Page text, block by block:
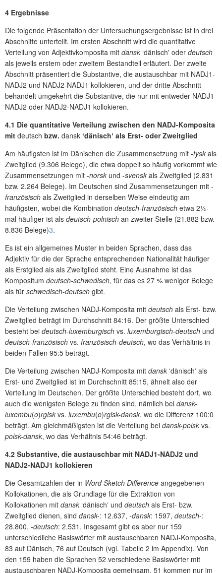
4 Ergebnisse
Die folgende Präsentation der Untersuchungsergebnisse ist in drei
Abschnitte unterteilt. Im ersten Abschnitt wird die quantitative
Verteilung von Adjektivkomposita mit dansk ʻdänischʼ oder deutsch
als jeweils erstem oder zweitem Bestandteil erläutert. Der zweite
Abschnitt präsentiert die Substantive, die austauschbar mit NADJ1-
NADJ2 und NADJ2-NADJ1 kollokieren, und der dritte Abschnitt
behandelt umgekehrt die Substantive, die nur mit entweder NADJ1-
NADJ2 oder NADJ2-NADJ1 kollokieren.
4.1 Die quantitative Verteilung zwischen den NADJ-Komposita
mit deutsch bzw. dansk ʻdänischʼ als Erst- oder Zweitglied
Am häufigsten ist im Dänischen die Zusammensetzung mit -tysk als
Zweitglied (9.306 Belege), die etwa doppelt so häufig vorkommt wie
Zusammensetzungen mit -norsk und -svensk als Zweitglied (2.831
bzw. 2.264 Belege). Im Deutschen sind Zusammensetzungen mit -
französisch als Zweitglied in derselben Weise eindeutig am
häufigsten, wobei die Kombination deutsch-französisch etwa 2½-
mal häufiger ist als deutsch-polnisch an zweiter Stelle (21.882 bzw.
8.836 Belege)3.
Es ist ein allgemeines Muster in beiden Sprachen, dass das
Adjektiv für die der Sprache entsprechenden Nationalität häufiger
als Erstglied als als Zweitglied steht. Eine Ausnahme ist das
Kompositum deutsch-schwedisch, für das es 27 % weniger Belege
als für schwedisch-deutsch gibt.
Die Verteilung zwischen NADJ-Komposita mit deutsch als Erst- bzw.
Zweitglied beträgt im Durchschnitt 84:16. Der größte Unterschied
besteht bei deutsch-luxemburgisch vs. luxemburgisch-deutsch und
deutsch-französisch vs. französisch-deutsch, wo das Verhältnis in
beiden Fällen 95:5 beträgt.
Die Verteilung zwischen NADJ-Komposita mit dansk ʻdänischʼ als
Erst- und Zweitglied ist im Durchschnitt 85:15, ähnelt also der
Verteilung im Deutschen. Der größte Unterschied besteht dort, wo
auch die wenigsten Belege zu finden sind, nämlich bei dansk-
luxembu(o)rgisk vs. luxembu(o)rgisk-dansk, wo die Differenz 100:0
beträgt. Am gleichmäßigsten ist die Verteilung bei dansk-polsk vs.
polsk-dansk, wo das Verhältnis 54:46 beträgt.
4.2 Substantive, die austauschbar mit NADJ1-NADJ2 und
NADJ2-NADJ1 kollokieren
Die Gesamtzahlen der in Word Sketch Difference angegebenen
Kollokationen, die als Grundlage für die Extraktion von
Kollokationen mit dansk ʻdänischʼ und deutsch als Erst- bzw.
Zweitglied dienen, sind dansk-: 12.637, -dansk: 1597, deutsch-:
28.800, -deutsch: 2.531. Insgesamt gibt es aber nur 159
unterschiedliche Basiswörter mit austauschbaren NADJ-Komposita,
83 auf Dänisch, 76 auf Deutsch (vgl. Tabelle 2 im Appendix). Von
den 159 haben die Sprachen 52 verschiedene Basiswörter mit
austauschbaren NADJ-Komposita gemeinsam, 51 kommen nur im